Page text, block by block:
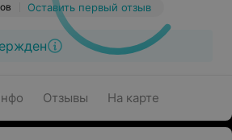
Оставить первый отзыв
Отзывы На карте